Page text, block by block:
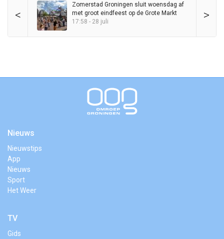
< >
Zomerstad Groningen sluit woensdag af
met groot eindfeest op de Grote Markt
17:58 - 28 juli
Nieuws
Nieuwstips
App
Nieuws
Sport
Het Weer
TV
Gids